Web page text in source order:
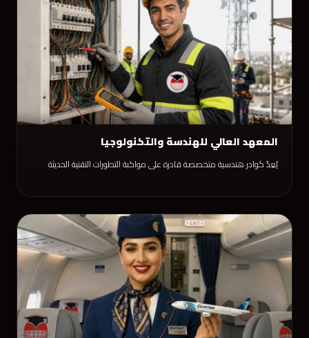
المعهد العالي للهندسة والتكنولوجيا
يُعِدّ كوادر هندسية متخصصة قادرة على مواكبة التطورات التقنية الحديثة